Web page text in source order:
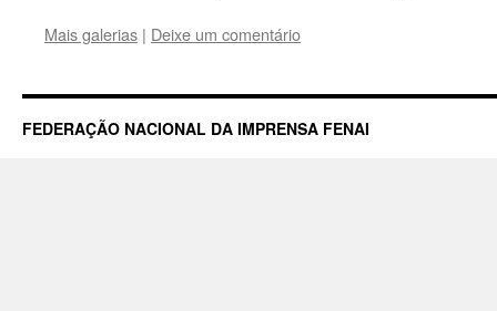
Mais galerias | Deixe um comentário
FEDERAÇÃO NACIONAL DA IMPRENSA FENAI